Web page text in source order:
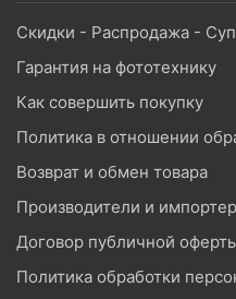
Скидки - Распродажа -
Гарантия на фототехнику
Как совершить покупку
Политика в отношении
Возврат и обмен товара
Производители и
Договор публичной
Политика обработки